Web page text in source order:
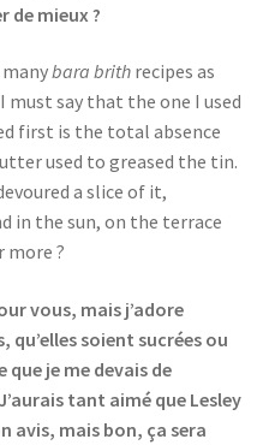
de mieux ?
bara brithrecipes as
say that the one I used
first is the total absence
used to greased the tin.
a slice of it,
in the sun, on the terrace
more ?
vous, mais j’adore
qu’elles soient sucrées ou
que je me devais de
tant aimé que Lesley
avis, mais bon, ça sera